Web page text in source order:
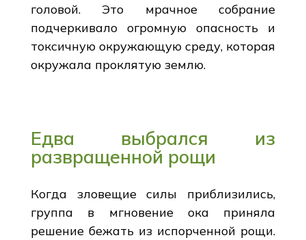
головой. Это мрачное собрание
подчеркивало огромную опасность и
токсичную окружающую среду, которая
окружала проклятую землю.
Едва выбрался из
развращенной рощи
Когда зловещие силы приблизились,
группа в мгновение ока приняла
решение бежать из испорченной рощи.